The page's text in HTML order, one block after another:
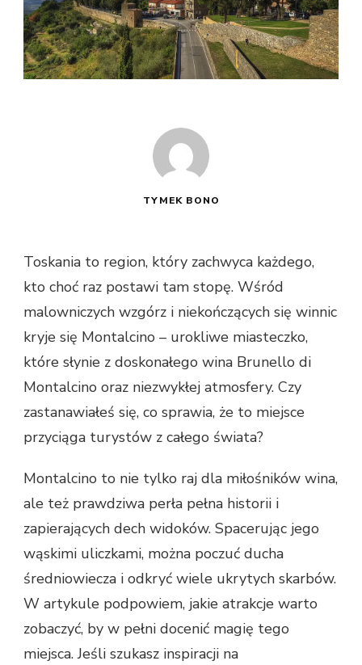
TYMEK BONO
Toskania to region, który zachwyca każdego,
kto choć raz postawi tam stopę. Wśród
malowniczych wzgórz i niekończących się winnic
kryje się Montalcino – urokliwe miasteczko,
które słynie z doskonałego wina Brunello di
Montalcino oraz niezwykłej atmosfery. Czy
zastanawiałeś się, co sprawia, że to miejsce
przyciąga turystów z całego świata?
Montalcino to nie tylko raj dla miłośników wina,
ale też prawdziwa perła pełna historii i
zapierających dech widoków. Spacerując jego
wąskimi uliczkami, można poczuć ducha
średniowiecza i odkryć wiele ukrytych skarbów.
W artykule podpowiem, jakie atrakcje warto
zobaczyć, by w pełni docenić magię tego
miejsca. Jeśli szukasz inspiracji na